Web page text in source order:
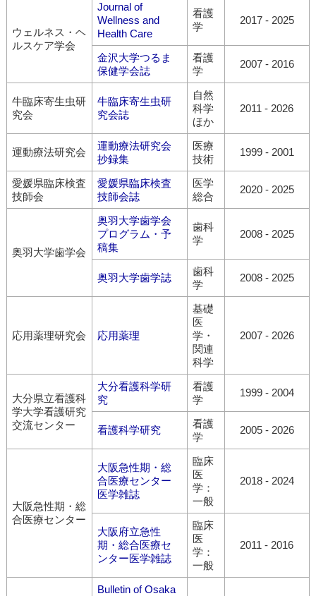
ウェルネス・ヘ
ルスケア学会
Journal of
Wellness and
Health Care
看護
学
2017- 2025
金沢大学つるま
保健学会誌
看護
学
2007- 2016
牛臨床寄生虫研
究会
牛臨床寄生虫研
究会誌
自然
科学
ほか
2011 - 2026
運動療法研究会
運動療法研究会
抄録集
医療
技術
1999- 2001
愛媛県臨床検査
技師会
愛媛県臨床検査
技師会誌
医学
総合
2020- 2025
奥羽大学歯学会
奥羽大学歯学会
プログラム・予
稿集
歯科
学
2008- 2025
奥羽大学歯学誌
歯科
学
2008- 2025
応用薬理研究会 応用薬理
基礎
医
学・
関連
科学
2007- 2026
大分県立看護科
学大学看護研究
交流センター
大分看護科学研
究
看護
学
1999- 2004
看護科学研究
看護
学
2005- 2026
大阪急性期・総
合医療センター
大阪急性期・総
合医療センター
医学雑誌
臨床
医
学：
一般
2018- 2024
大阪府立急性
期・総合医療セ
ンター医学雑誌
臨床
医
学：
一般
2011 - 2016
Bulletin of Osaka